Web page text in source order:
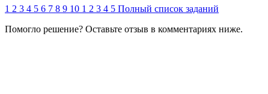
1 2 3 4 5 6 7 8 9 10 1 2 3 4 5 Полный список заданий
Помогло решение? Оставьте отзыв в комментариях ниже.